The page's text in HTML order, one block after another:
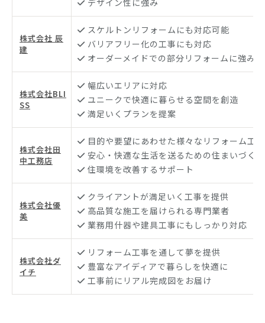
株式会社 辰
建
スケルトンリフォームにも対応可能
バリアフリー化の工事にも対応
オーダーメイドでの部分リフォームに強み
株式会社BLI
SS
幅広いエリアに対応
ユニークで快適に暮らせる空間を創造
満足いくプランを提案
株式会社田
中工務店
目的や要望にあわせた様々なリフォーム工事
安心・快適な生活を送るための住まいづくり
住環境を改善するサポート
株式会社優
美
クライアントが満足いく工事を提供
高品質な施工を届けられる専門業者
業務用什器や建具工事にもしっかり対応
株式会社ダ
イチ
リフォーム工事を通して夢を提供
豊富なアイディアで暮らしを快適に
工事前にリアル完成図をお届け